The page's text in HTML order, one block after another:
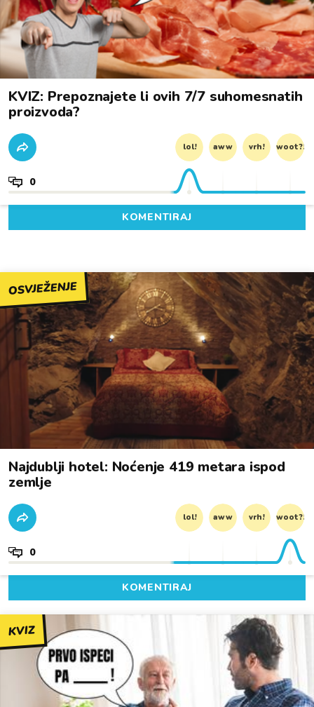
KVIZ: Prepoznajete li ovih 7/7 suhomesnatih
proizvoda?
lol! aww vrh! woot?!
0
KOMENTIRAJ
OSVJEŽENJE
Najdublji hotel: Noćenje 419 metara ispod
zemlje
lol! aww vrh! woot?!
0
KOMENTIRAJ
KVIZ